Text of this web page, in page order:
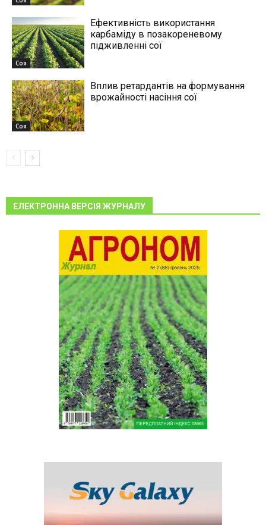
Соя
Ефективність використання
карбаміду в позакореневому
підживленні сої
Соя
Вплив ретардантів на формування
врожайності насіння сої
ЕЛЕКТРОННА ВЕРСІЯ ЖУРНАЛУ